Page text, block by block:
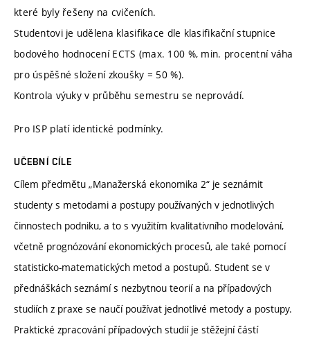
které byly řešeny na cvičeních.
Studentovi je udělena klasifikace dle klasifikační stupnice
bodového hodnocení ECTS (max. 100 %, min. procentní váha
pro úspěšné složení zkoušky = 50 %).
Kontrola výuky v průběhu semestru se neprovádí.
Pro ISP platí identické podmínky.
UČEBNÍ CÍLE
Cílem předmětu „Manažerská ekonomika 2“ je seznámit
studenty s metodami a postupy používaných v jednotlivých
činnostech podniku, a to s využitím kvalitativního modelování,
včetně prognózování ekonomických procesů, ale také pomocí
statisticko-matematických metod a postupů. Student se v
přednáškách seznámí s nezbytnou teorií a na případových
studiích z praxe se naučí používat jednotlivé metody a postupy.
Praktické zpracování případových studií je stěžejní částí